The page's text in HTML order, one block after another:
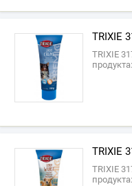
TRIXIE
TRIXIE
TRIXIE
TRIXIE